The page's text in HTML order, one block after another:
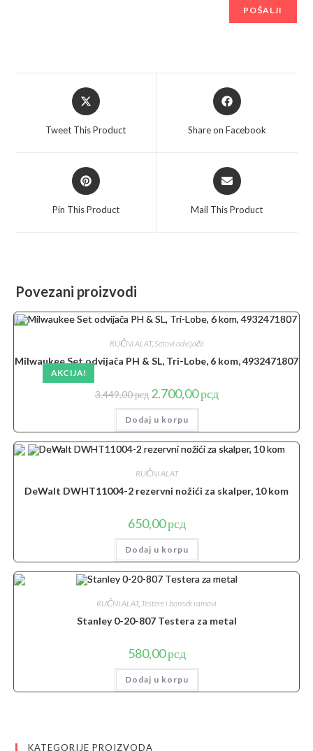
Opens
in
Tweet This Product
Opens
in
Share on Facebook
Opens
in
Pin This Product
Opens
in
Mail This Product
Povezani proizvodi
AKCIJA!
RUČNI ALAT, Setovi odvijača
Milwaukee Set odvijača PH & SL, Tri-Lobe, 6 kom, 4932471807
3.449,00рсд Originalna
cena
je
bila:
3.449,00 рсд.
2.700,00рсдTrenutna
cena
Dodaj u korpu
RUČNI ALAT
DeWalt DWHT11004-2 rezervni nožići za skalper, 10 kom
650,00рсд
Dodaj u korpu
RUČNI ALAT, Testere i bonsek ramovi
Stanley 0-20-807 Testera za metal
580,00рсд
Dodaj u korpu
KATEGORIJE PROIZVODA